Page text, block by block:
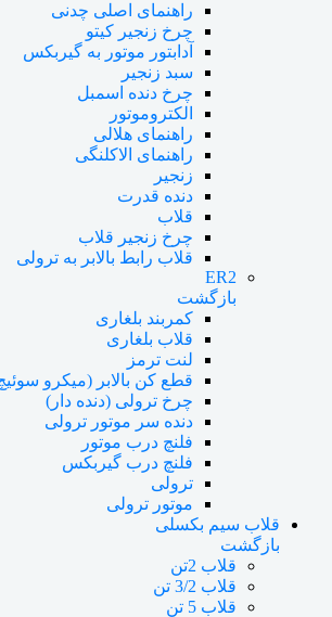
راهنمای اصلی چدنی
چرخ زنجیر کیتو
آدابتور موتور به گیربکس
سبد زنجیر
چرخ دنده اسمبل
الکتروموتور
راهنمای هلالی
راهنمای الاکلنگی
زنجیر
دنده قدرت
قلاب
چرخ زنجیر قلاب
قلاب رابط بالابر به ترولی
ER2
بازگشت
کمربند بلغاری
قلاب بلغاری
لنت ترمز
قطع کن بالابر (میکرو
چرخ ترولی (دنده دار)
دنده سر موتور ترولی
فلنچ درب موتور
فلنچ درب گیربکس
ترولی
موتور ترولی
قلاب سیم بکسلی
بازگشت
قلاب 2تن
قلاب 3/2 تن
قلاب 5 تن